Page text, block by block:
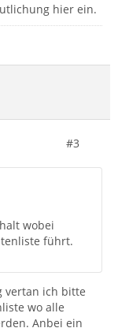
hier ein.
#3
wobei
führt.
vertan ich bitte
wo alle
Anbei ein